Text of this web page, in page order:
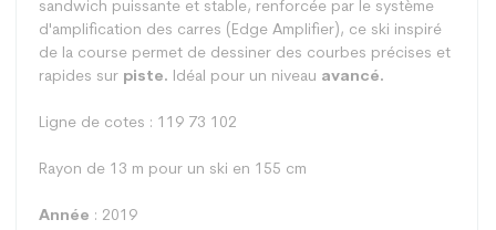
sandwich puissante et stable, renforcée par le système
d'amplification des carres (Edge Amplifier), ce ski inspiré
de la course permet de dessiner des courbes précises et
rapides sur piste. Idéal pour un niveau avancé.
Ligne de cotes : 119 73 102
Rayon de 13 m pour un ski en 155 cm
Année : 2019